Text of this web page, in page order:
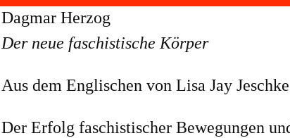
Dagmar Herzog
Der neue faschistische Körper
Aus dem Englischen von Lisa Jay Jeschke
Der Erfolg faschistischer Bewegungen